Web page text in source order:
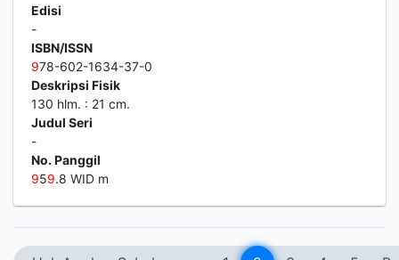
Edisi
-
ISBN/ISSN
978-602-1634-37-0
Deskripsi Fisik
130 hlm. : 21 cm.
Judul Seri
-
No. Panggil
959.8 WID m